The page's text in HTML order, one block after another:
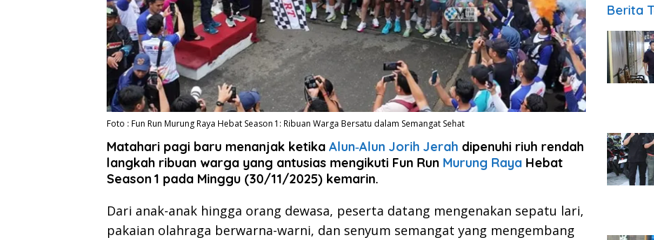
Foto : Fun Run Murung Raya Hebat Season 1: Ribuan Warga Bersatu dalam Semangat Sehat
Matahari pagi baru menanjak ketika Alun‑Alun Jorih Jerah dipenuhi riuh rendah
langkah ribuan warga yang antusias mengikuti Fun Run Murung Raya Hebat
Season 1 pada Minggu (30/11/2025) kemarin.
Dari anak-anak hingga orang dewasa, peserta datang mengenakan sepatu lari,
pakaian olahraga berwarna-warni, dan senyum semangat yang mengembang
Berita